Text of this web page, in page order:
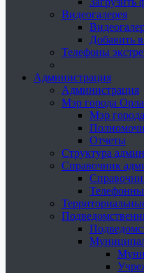
Видеогалерея
Добавить
Телефоны
Администрация
Администрация
Мэр города Орла
Мэр
Отчеты
Структура
Справочник